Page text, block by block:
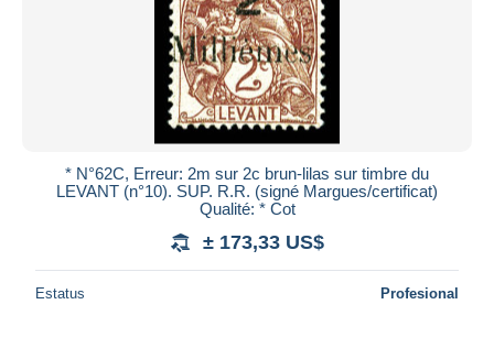
* N°62C, Erreur: 2m sur 2c brun-lilas sur timbre du
LEVANT (n°10). SUP. R.R. (signé Margues/certificat)
Qualité: * Cot
± 173,33 US$
Estatus Profesional